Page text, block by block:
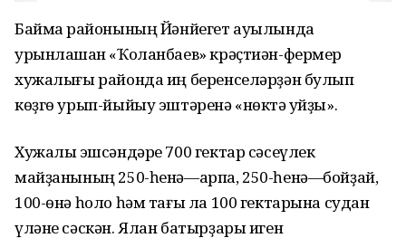
Баймаҡ районының Йәнйегет ауылында
урынлашҡан «Ҡоланбаев» крәҫтиән-фермер
хужалығы районда иң беренселәрҙән булып
көҙгө урып-йыйыу эштәренә «нөктә ҡуйҙы».
Хужалыҡ эшсәндәре 700 гектар сәсеүлек
майҙанының 250-һенә—арпа, 250-һенә—бойҙай,
100-өнә һоло һәм тағы ла 100 гектарына судан
үләне сәскән. Ялан батырҙары иген